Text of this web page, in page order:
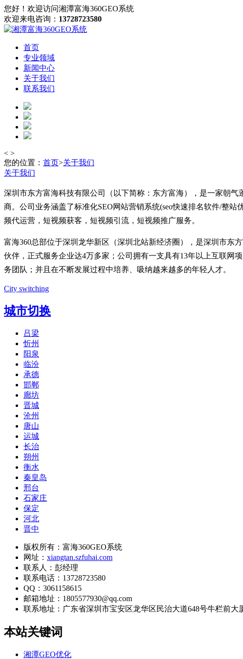
您好！欢迎访问湘潭富海360GEO系统
欢迎来电咨询： 13728723580
首页
专业领域
新闻中心
关于我们
联系我们
< >
您的位置： 首页>关于我们
关于我们
深圳市东方富海科技有限公司（以下简称：东方富海），是一家朝
商。公司业务涵盖了标准化SEO网站营销系统(seo快速排名软件/整
频代运营，短视频获客，短视频引流，短视频推广服务。
富海360总部位于深圳龙华新区（深圳北站新经济圈），是深圳市东
伙伴，正式服务企业达4万多家；公司拥有一支具有13年以上互联网
务团队；并且在不断发展过程中培养、吸纳越来越多的年轻人才。
City switching
城市切换
吕梁
忻州
阳泉
临汾
承德
邯郸
廊坊
晋城
沧州
唐山
运城
长治
朔州
衡水
秦皇岛
邢台
石家庄
保定
河北
晋中
版权所有：富海360GEO系统
网址： xiangtan.szfuhai.com
联系人：彭经理
联系电话：13728723580
QQ：3061158615
邮箱地址：1805577930@qq.com
联系地址： 广东省深圳市宝安区龙华区民治大道648号牛栏前大
本站关键词
湘潭GEO优化